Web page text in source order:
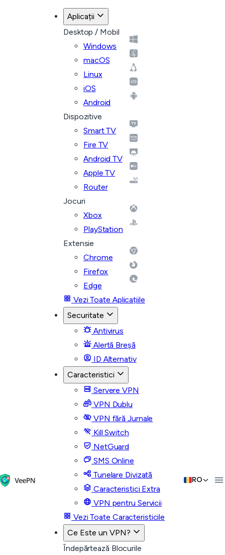
Aplicații
Desktop / Mobil
Windows
macOS
Linux
iOS
Android
Dispozitive
Smart TV
Fire TV
Android TV
Apple TV
Router
Jocuri
Xbox
PlayStation
Extensie
Chrome
Firefox
Edge
Vezi Toate Aplicațiile
Securitate
Antivirus
Alertă Breșă
ID Alternativ
Caracteristici
Servere VPN
VPN Dublu
VPN fără Jurnale
Kill Switch
NetGuard
SMS Online
Tunelare Divizată
Caracteristici Extra
VPN pentru Servicii
Vezi Toate Caracteristicile
Ce Este un VPN?
Îndepărtează Blocurile
RO